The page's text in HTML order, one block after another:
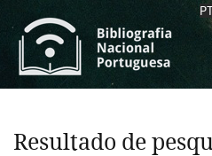
Resultado de